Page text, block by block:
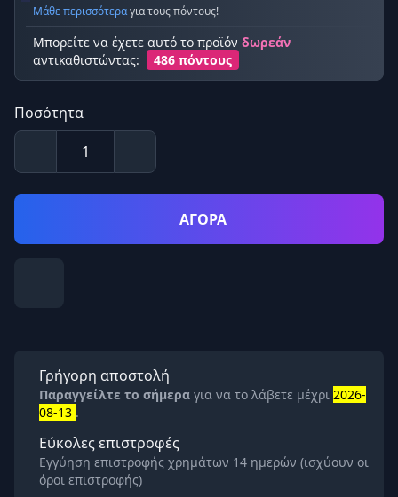
Μάθε περισσότεραγια τους πόντους!
Μπορείτε να έχετε αυτό το προϊόν δωρεάν
αντικαθιστώντας:
486 πόντους
Ποσότητα
ΑΓΟΡΑ
Γρήγορη αποστολή
Παραγγείλτε το σήμερα για να το λάβετε μέχρι 2026-
08-13 .
Εύκολες επιστροφές
Εγγύηση επιστροφής χρημάτων 14 ημερών (ισχύουν οι
όροι επιστροφής)